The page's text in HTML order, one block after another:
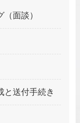
面談）
と送付手続き